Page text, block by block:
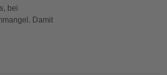
bei
Damit